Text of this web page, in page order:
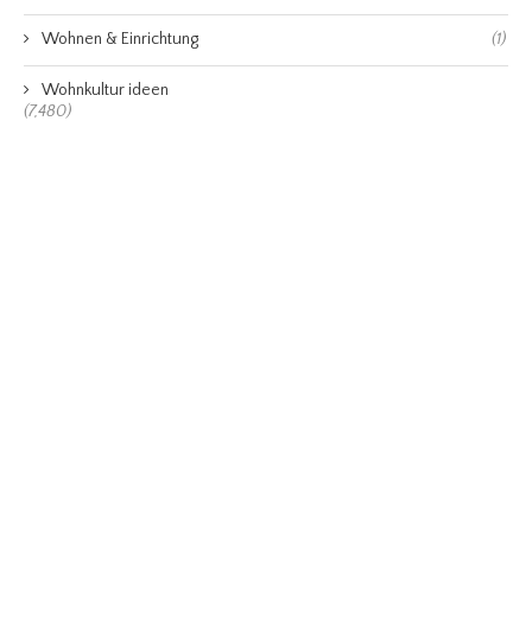
Wohnen & Einrichtung (1)
Wohnkultur ideen
(7,480)